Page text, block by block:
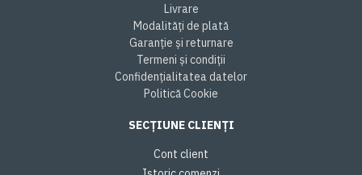
Livrare
Modalități de plată
Garanție și returnare
Termeni și condiții
Confidențialitatea datelor
Politică Cookie
SECȚIUNE CLIENȚI
Cont client